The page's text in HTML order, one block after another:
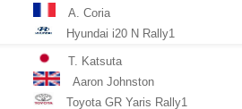
A. Coria
Hyundai i20 N Rally1
T. Katsuta
Aaron Johnston
Toyota GR Yaris Rally1